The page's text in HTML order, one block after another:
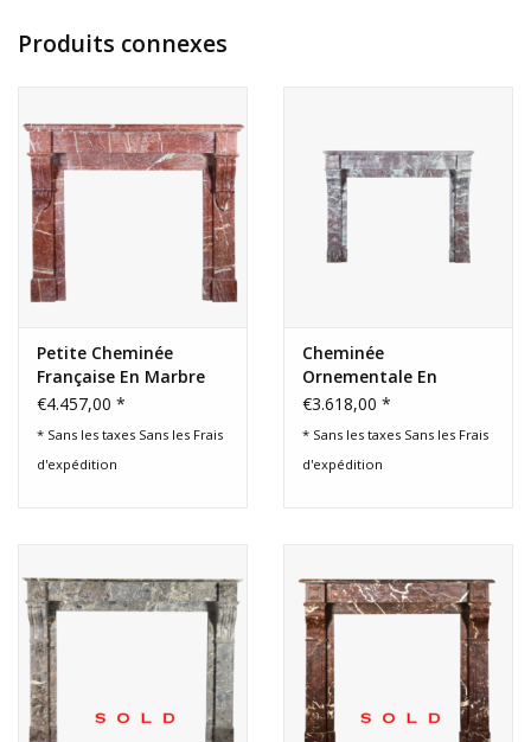
Produits connexes
Petite Cheminée
Française En Marbre
€4.457,00 *
* Sans les taxes Sans les Frais
d'expédition
Cheminée
Ornementale En
Marbre Belge, 19Ème
€3.618,00 *
* Sans les taxes Sans les Frais
d'expédition